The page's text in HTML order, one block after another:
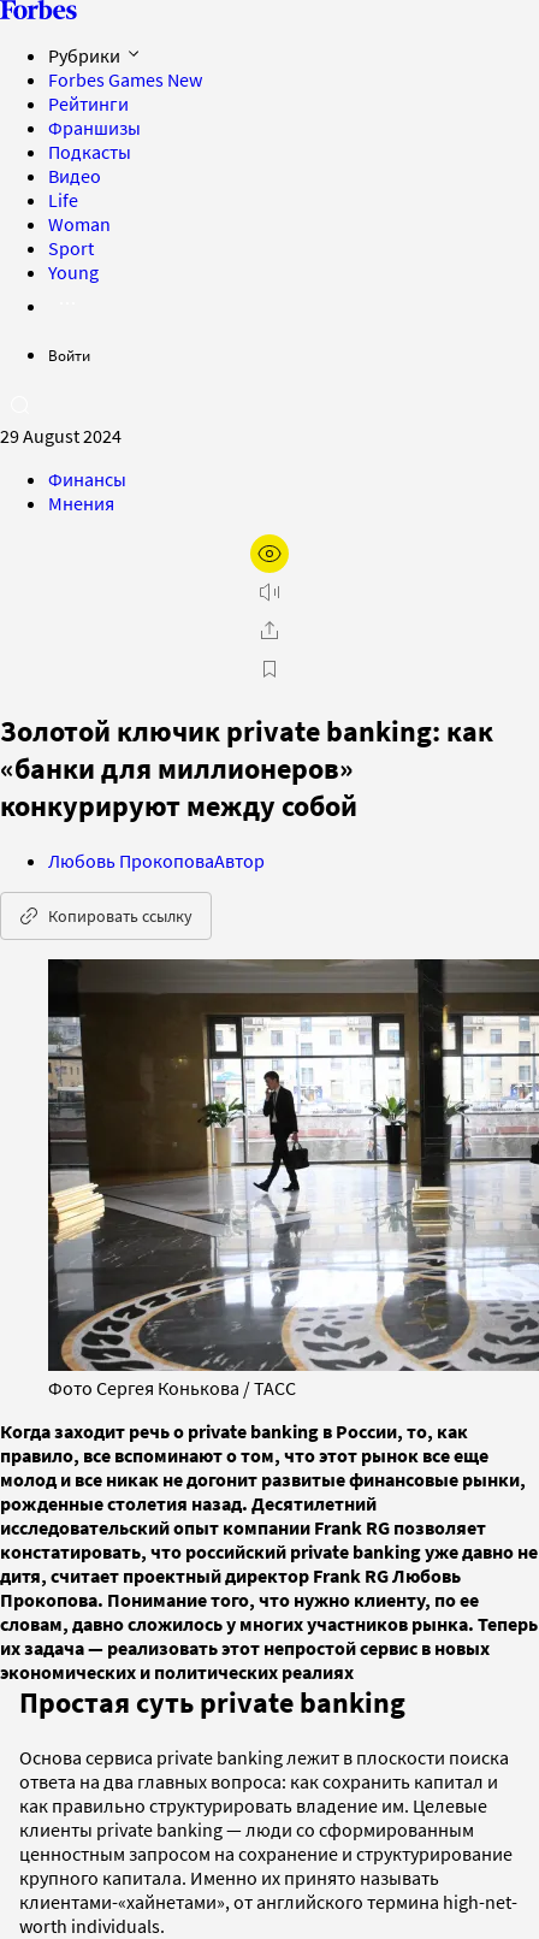
Рубрики
Forbes Games New
Рейтинги
Франшизы
Подкасты
Видео
Life
Woman
Sport
Young
Войти
29 August 2024
Финансы
Мнения
Золотой ключик private banking: как
«банки для миллионеров»
конкурируют между собой
Любовь ПрокоповаАвтор
Копировать ссылку
Фото Сергея Конькова / ТАСС
Когда заходит речь о private banking в России, то, как
правило, все вспоминают о том, что этот рынок все еще
молод и все никак не догонит развитые финансовые рынки,
рожденные столетия назад. Десятилетний
исследовательский опыт компании Frank RG позволяет
констатировать, что российский private banking уже давно не
дитя, считает проектный директор Frank RG Любовь
Прокопова. Понимание того, что нужно клиенту, по ее
словам, давно сложилось у многих участников рынка. Теперь
их задача — реализовать этот непростой сервис в новых
экономических и политических реалиях
Простая суть private banking
Основа сервиса private banking лежит в плоскости поиска
ответа на два главных вопроса: как сохранить капитал и
как правильно структурировать владение им. Целевые
клиенты private banking — люди со сформированным
ценностным запросом на сохранение и структурирование
крупного капитала. Именно их принято называть
клиентами-«хайнетами», от английского термина high-net-
worth individuals.